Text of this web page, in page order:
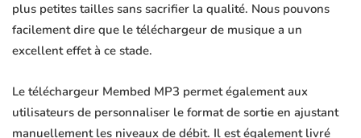
plus petites tailles sans sacrifier la qualité. Nous pouvons
facilement dire que le téléchargeur de musique a un
excellent effet à ce stade.
Le téléchargeur Membed MP3 permet également aux
utilisateurs de personnaliser le format de sortie en ajustant
manuellement les niveaux de débit. Il est également livré